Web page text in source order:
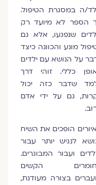
ה במסגרת הטיפול.
הספר לא מיועד רק
שנפגעו, אלא גם
מונע והכוונה כיצד
על הנושא עם ילדים
כללי. זוהי דרך
שדבר כזה יכול
גם על ידי אדם
הופכים את השיח
לנגיש יותר עבור
ועבור המבוגרים.
הקשים
בצורה מעודנת,